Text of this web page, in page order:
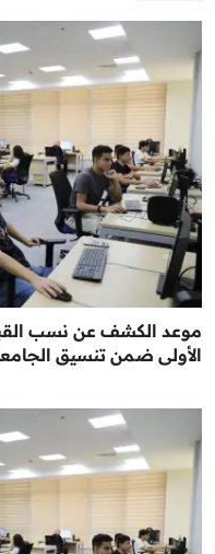
موعد الكشف عن نسب
الأولى ضمن تنسيق الجامعات 2026 بواسطة التعليم